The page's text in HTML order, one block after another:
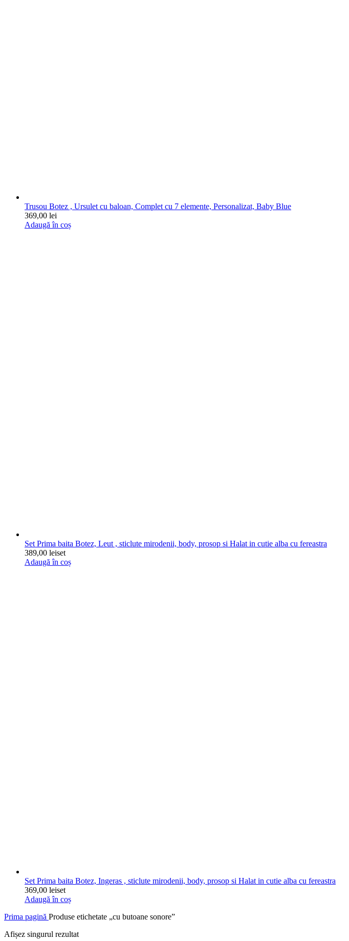
Trusou Botez , Ursulet cu baloan, Complet cu 7 elemente, Personalizat, Baby Blue
369,00 lei
Adaugă în coș
Set Prima baita Botez, Leut , sticlute mirodenii, body, prosop si Halat in cutie alba cu fereastra
389,00 leiset
Adaugă în coș
Set Prima baita Botez, Ingeras , sticlute mirodenii, body, prosop si Halat in cutie alba cu fereastra
369,00 leiset
Adaugă în coș
Prima pagină Produse etichetate „cu butoane sonore”
Afișez singurul rezultat